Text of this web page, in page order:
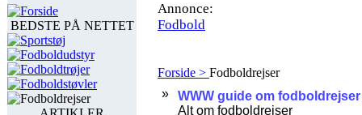
Forside
BEDSTE PÅ NETTET
Sportstøj
Fodboldudstyr
Fodboldtrøjer
Fodboldstøvler
Fodboldrejser
Annonce:
Fodbold
Forside > Fodboldrejser